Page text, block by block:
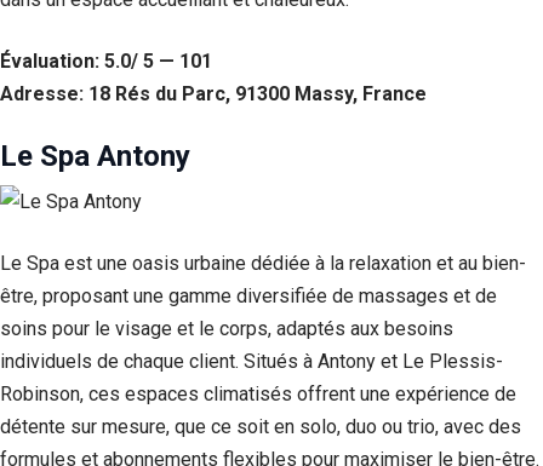
Évaluation: 5.0/ 5 — 101
Adresse: 18 Rés du Parc, 91300 Massy, France
Le Spa Antony
Le Spa est une oasis urbaine dédiée à la relaxation et au bien-
être, proposant une gamme diversifiée de massages et de
soins pour le visage et le corps, adaptés aux besoins
individuels de chaque client. Situés à Antony et Le Plessis-
Robinson, ces espaces climatisés offrent une expérience de
détente sur mesure, que ce soit en solo, duo ou trio, avec des
formules et abonnements flexibles pour maximiser le bien-être.